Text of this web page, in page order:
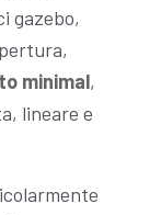
gazebo,
minimal,
lineare e